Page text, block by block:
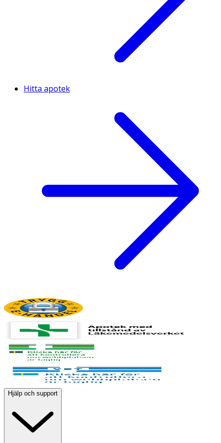
Hitta apotek
Hjälp och support